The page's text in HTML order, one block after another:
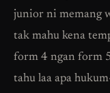
junior ni memang
tak mahu kena
form 4 ngan form
tahu laa apa